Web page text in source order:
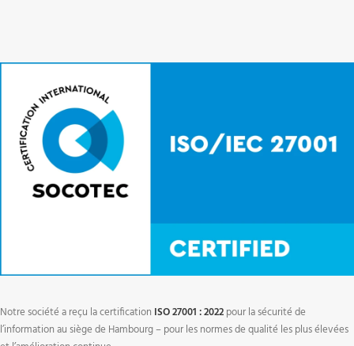
Notre société a reçu la certification ISO 27001 : 2022pour la sécurité de
l’information au siège de Hambourg – pour les normes de qualité les plus élevées